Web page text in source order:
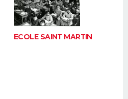
ECOLE SAINT MARTIN